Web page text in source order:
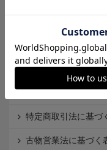
利用規約
個人情報保護方針
Cookieポリシー
特定商取引法に基づ
古物営業法に基づく